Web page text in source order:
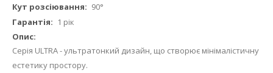
90°
1 рік
Серія ULTRA - ультратонкий дизайн, що створює мінімалістичну
естетику простору.